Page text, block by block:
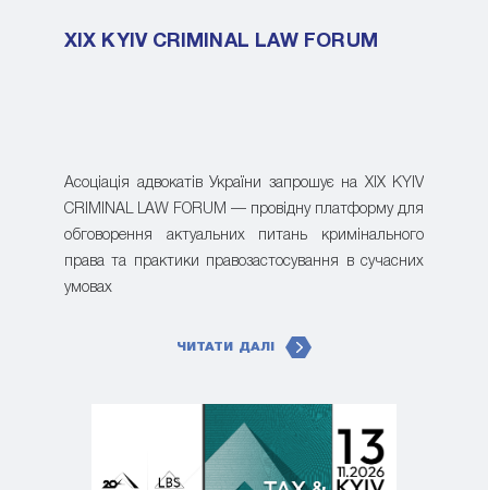
XIX KYIV CRIMINAL LAW FORUM
Асоціація адвокатів України запрошує на XIX KYIV
CRIMINAL LAW FORUM — провідну платформу для
обговорення актуальних питань кримінального
права та практики правозастосування в сучасних
умовах
ЧИТАТИ ДАЛІ